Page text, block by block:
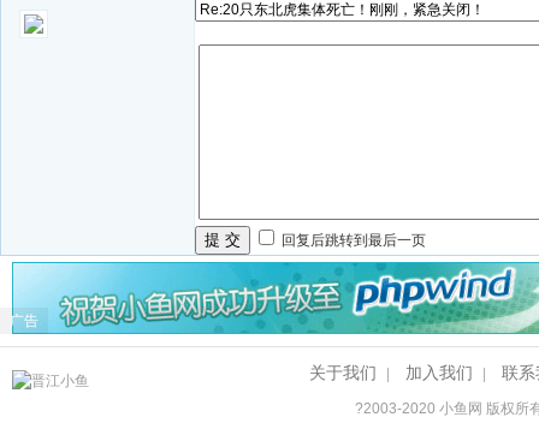
提 交 回复后跳转到最后一页
广告
关于我们 加入我们 联系
?2003-2020小鱼网 版权所